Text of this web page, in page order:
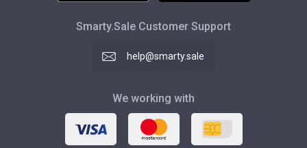
Smarty.Sale Customer Support
help@smarty.sale
We working with